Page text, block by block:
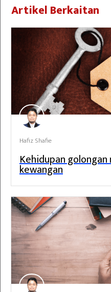
Artikel Berkaitan
Hafiz Shafie
Kehidupan
kewangan